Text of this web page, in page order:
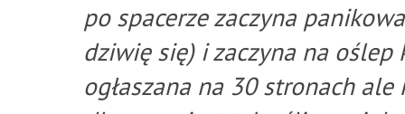
po spacerze zaczyna
dziwię się) i zaczyna na oślep
ogłaszana na 30 stronach